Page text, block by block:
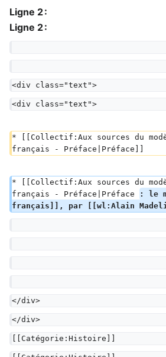
Ligne 2 :
Ligne 2 :
<div class="text">
<div class="text">
* [[Collectif:Aux sources du
français - Préface|Préface]]
* [[Collectif:Aux sources du
français - Préface|Préface
: le
français]], par [[wl:Alain
</div>
</div>
[[Catégorie:Histoire]]